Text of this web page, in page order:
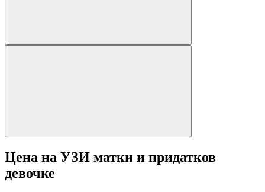
Цена на УЗИ матки и придатков
девочке